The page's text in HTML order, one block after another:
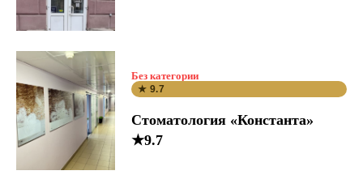
Без категории
★ 9.7
Стоматология «Константа»
★9.7